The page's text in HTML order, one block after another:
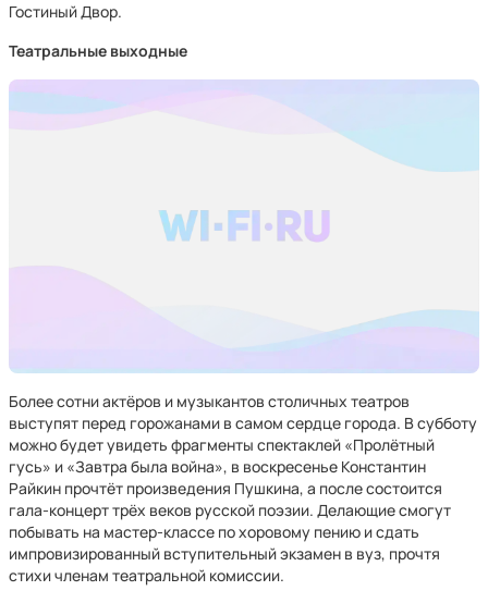
Гостиный Двор.
Театральные выходные
Более сотни актёров и музыкантов столичных театров
выступят перед горожанами в самом сердце города. В субботу
можно будет увидеть фрагменты спектаклей «Пролётный
гусь» и «Завтра была война», в воскресенье Константин
Райкин прочтёт произведения Пушкина, а после состоится
гала-концерт трёх веков русской поэзии. Делающие смогут
побывать на мастер-классе по хоровому пению и сдать
импровизированный вступительный экзамен в вуз, прочтя
стихи членам театральной комиссии.